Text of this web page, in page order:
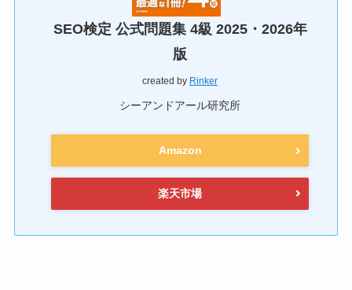
SEO検定 公式問題集 4級 2025・2026年
版
created by Rinker
シーアンドアール研究所
Amazon
楽天市場